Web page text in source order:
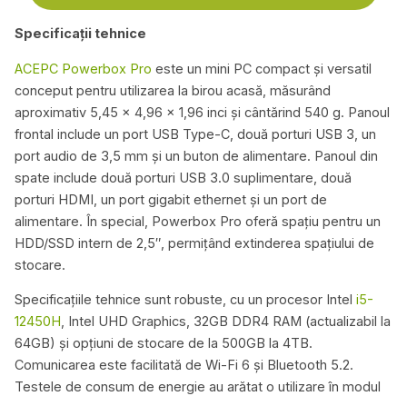
Specificații tehnice
ACEPC Powerbox Pro este un mini PC compact și versatil
conceput pentru utilizarea la birou acasă, măsurând
aproximativ 5,45 x 4,96 x 1,96 inci și cântărind 540 g. Panoul
frontal include un port USB Type-C, două porturi USB 3, un
port audio de 3,5 mm și un buton de alimentare. Panoul din
spate include două porturi USB 3.0 suplimentare, două
porturi HDMI, un port gigabit ethernet și un port de
alimentare. În special, Powerbox Pro oferă spațiu pentru un
HDD/SSD intern de 2,5″, permițând extinderea spațiului de
stocare.
Specificațiile tehnice sunt robuste, cu un procesor Intel i5-
12450H , Intel UHD Graphics, 32GB DDR4 RAM (actualizabil la
64GB) și opțiuni de stocare de la 500GB la 4TB.
Comunicarea este facilitată de Wi-Fi 6 și Bluetooth 5.2.
Testele de consum de energie au arătat o utilizare în modul